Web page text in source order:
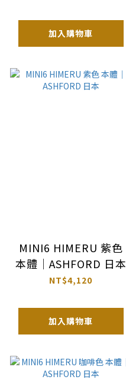
PAD 日本
加入購物車
MINI6 HIMERU 紫色
本體｜ASHFORD 日本
NT$4,120
加入購物車